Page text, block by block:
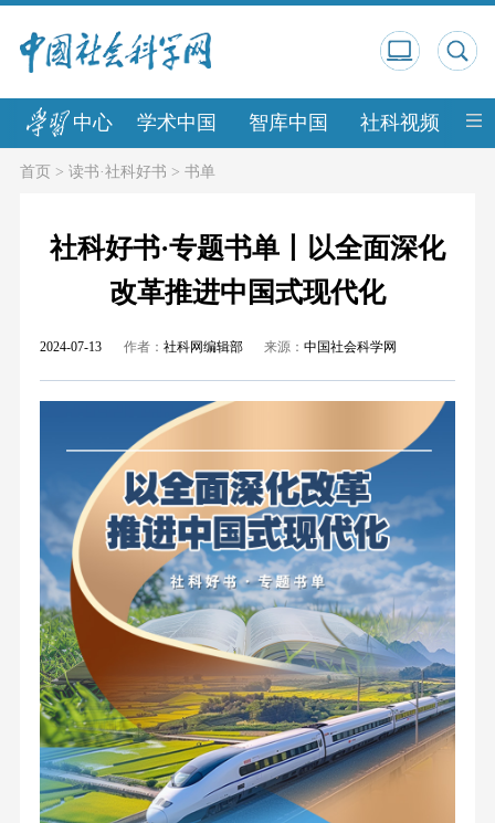
中心 学术中国 智库中国 社科视频 中
首页> 读书·社科好书 > 书单
社科好书·专题书单丨以全面深化
改革推进中国式现代化
2024-07-13 作者： 社科网编辑部 来源：中国社会科学网